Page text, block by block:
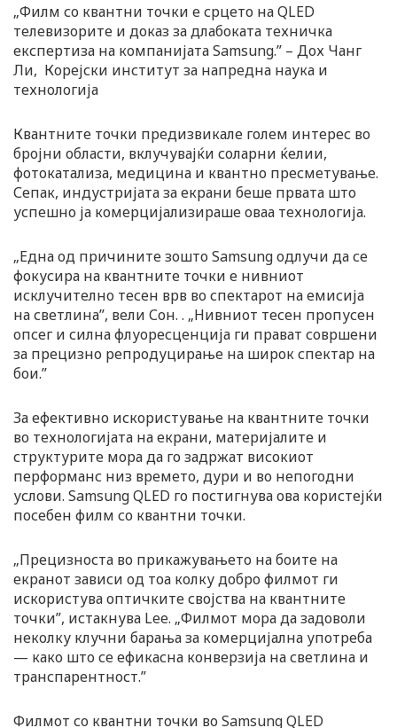
„Филм со квантни точки е срцето на QLED
телевизорите и доказ за длабоката техничка
експертиза на компанијата Samsung.” – Дох Чанг
Ли, Корејски институт за напредна наука и
технологија
Квантните точки предизвикале голем интерес во
бројни области, вклучувајќи соларни ќелии,
фотокатализа, медицина и квантно пресметување.
Сепак, индустријата за екрани беше првата што
успешно ја комерцијализираше оваа технологија.
„Една од причините зошто Samsung одлучи да се
фокусира на квантните точки е нивниот
исклучително тесен врв во спектарот на емисија
на светлина”, вели Сон. . „Нивниот тесен пропусен
опсег и силна флуоресценција ги прават совршени
за прецизно репродуцирање на широк спектар на
бои.”
За ефективно искористување на квантните точки
во технологијата на екрани, материјалите и
структурите мора да го задржат високиот
перформанс низ времето, дури и во непогодни
услови. Samsung QLED го постигнува ова користејќи
посебен филм со квантни точки.
„Прецизноста во прикажувањето на боите на
екранот зависи од тоа колку добро филмот ги
искористува оптичките својства на квантните
точки”, истакнува Lee. „Филмот мора да задоволи
неколку клучни барања за комерцијална употреба
— како што се ефикасна конверзија на светлина и
транспарентност.”
Филмот со квантни точки во Samsung QLED